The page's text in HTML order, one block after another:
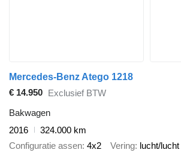
Mercedes-Benz Atego 1218
€ 14.950 Exclusief BTW
Bakwagen
2016
324.000 km
Configuratie assen 4x2 Vering lucht/lucht